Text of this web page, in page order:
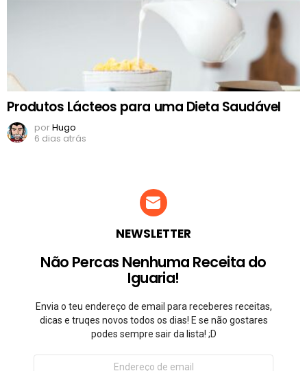
Produtos Lácteos para uma Dieta Saudável
porHugo
6 dias atrás
NEWSLETTER
Não Percas Nenhuma Receita do
Iguaria!
Envia o teu endereço de email para receberes receitas,
dicas e truqes novos todos os dias! E se não gostares
podes sempre sair da lista! ;D
Endereço